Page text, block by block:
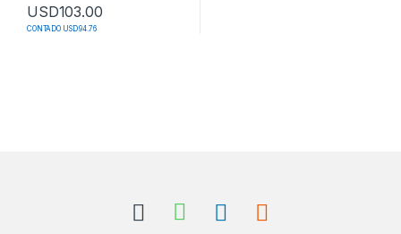
USD103.00
CONTADO USD 94.76